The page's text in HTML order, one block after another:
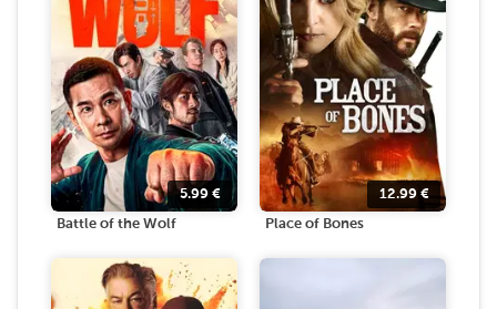
5.99 €
Battle of the Wolf
12.99 €
Place of Bones